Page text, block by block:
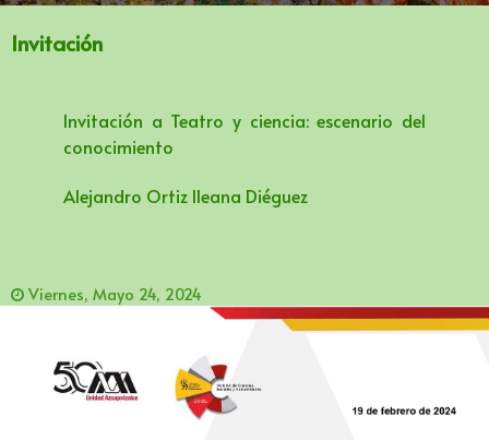
Invitación
Invitación a Teatro y ciencia: escenario del
conocimiento
Alejandro Ortiz lleana Diéguez
Viernes, Mayo 24, 2024